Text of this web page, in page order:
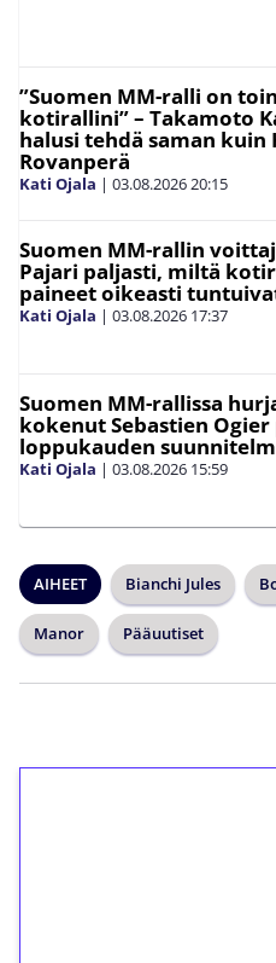
”Suomen MM-ralli on
kotirallini” – Takamoto
halusi tehdä saman kuin
Rovanperä
Kati Ojala | 03.08.202620:15
Suomen MM-rallin
Pajari paljasti, miltä
paineet oikeasti
Kati Ojala | 03.08.2026 17:37
Suomen MM-rallissa
kokenut Sebastien
loppukauden
Kati Ojala | 03.08.2026 15:59
AIHEET Bianchi Jules
Manor Pääuutiset